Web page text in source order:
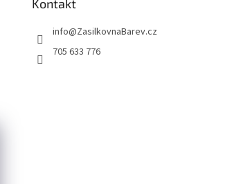
Kontakt
info@ZasilkovnaBarev.cz
705 633 776